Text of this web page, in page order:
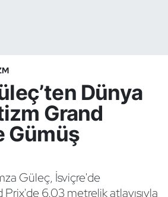
Dünya
Grand
Gümüş
Güleç, İsviçre'de
6.03 metrelik atlayışıyla
Dart